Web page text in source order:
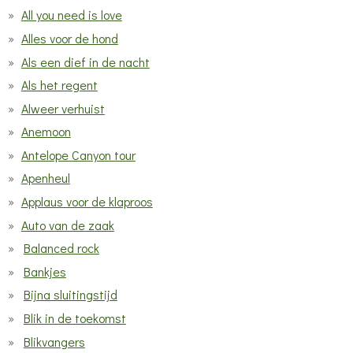
All you need is love
Alles voor de hond
Als een dief in de nacht
Als het regent
Alweer verhuist
Anemoon
Antelope Canyon tour
Apenheul
Applaus voor de klaproos
Auto van de zaak
Balanced rock
Bankjes
Bijna sluitingstijd
Blik in de toekomst
Blikvangers